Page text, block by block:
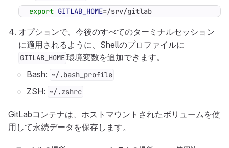
export GITLAB_HOME=/srv/gitlab
オプションで、今後のすべてのターミナルセッション
に適用されるように、Shellのプロファイルに
GITLAB_HOME環境変数を追加できます。
Bash: ~/.bash_profile
ZSH: ~/.zshrc
GitLabコンテナは、ホストマウントされたボリュームを使
用して永続データを保存します。